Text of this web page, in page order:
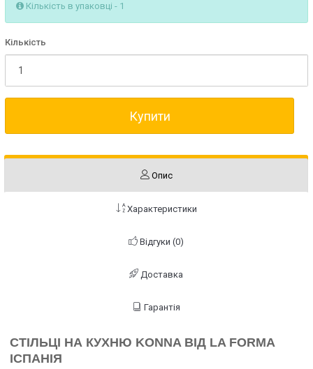
Кількість в упаковці - 1
Кількість
Купити
Опис
Характеристики
Відгуки (0)
Доставка
Гарантія
СТІЛЬЦІ НА КУХНЮ KONNA ВІД LA FORMA
ІСПАНІЯ